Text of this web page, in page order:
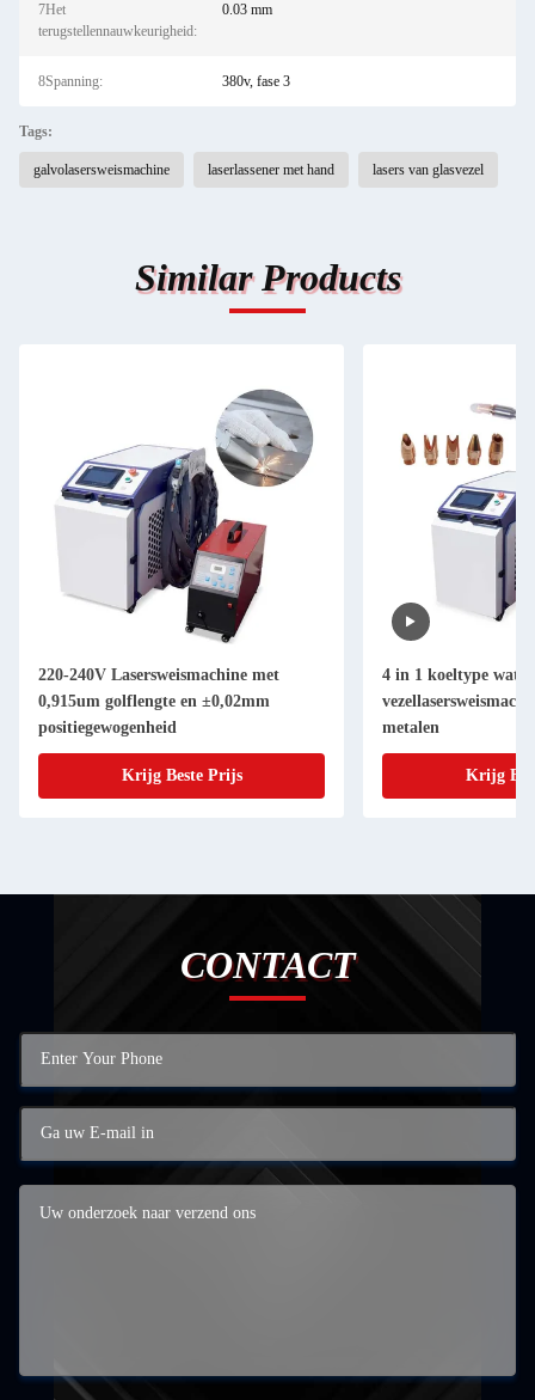
7Het
terugstellennauwkeurigheid:
0.03 mm
8Spanning: 380v, fase 3
Tags:
galvolasersweismachine laserlassener met hand lasers van glasvezel
Similar Products
220-240V Lasersweismachine met
0,915um golflengte en ±0,02mm
positiegewogenheid
Krijg Beste Prijs
4 in 1 koeltype
metalen
Krijg
CONTACT